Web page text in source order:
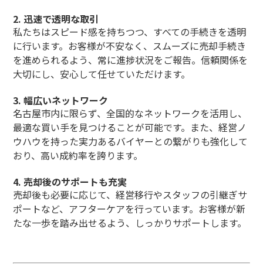
2. 迅速で透明な取引
私たちはスピード感を持ちつつ、すべての手続きを透明
に行います。お客様が不安なく、スムーズに売却手続き
を進められるよう、常に進捗状況をご報告。信頼関係を
大切にし、安心して任せていただけます。
3.幅広いネットワーク
名古屋市内に限らず、全国的なネットワークを活用し、
最適な買い手を見つけることが可能です。また、経営ノ
ウハウを持った実力あるバイヤーとの繋がりも強化して
おり、高い成約率を誇ります。
4.売却後のサポートも充実
売却後も必要に応じて、経営移行やスタッフの引継ぎサ
ポートなど、アフターケアを行っています。お客様が新
たな一歩を踏み出せるよう、しっかりサポートします。